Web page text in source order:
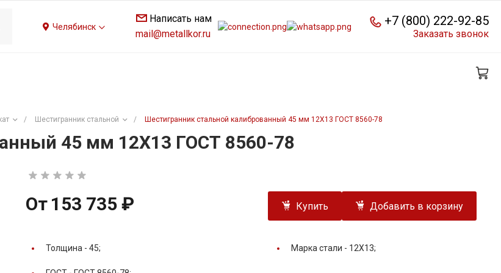
Челябинск
Написать нам
mail@metallkor.ru
+7 (800) 222-92-85
Заказать звонок
/ Шестигранник стальной / Шестигранник стальной калиброванный 45 мм 12Х13 ГОСТ 8560-78
45 мм 12Х13 ГОСТ 8560-78
От 153 735 ₽ Купить Добавить в корзину
Толщина - 45; Марка стали - 12Х13;